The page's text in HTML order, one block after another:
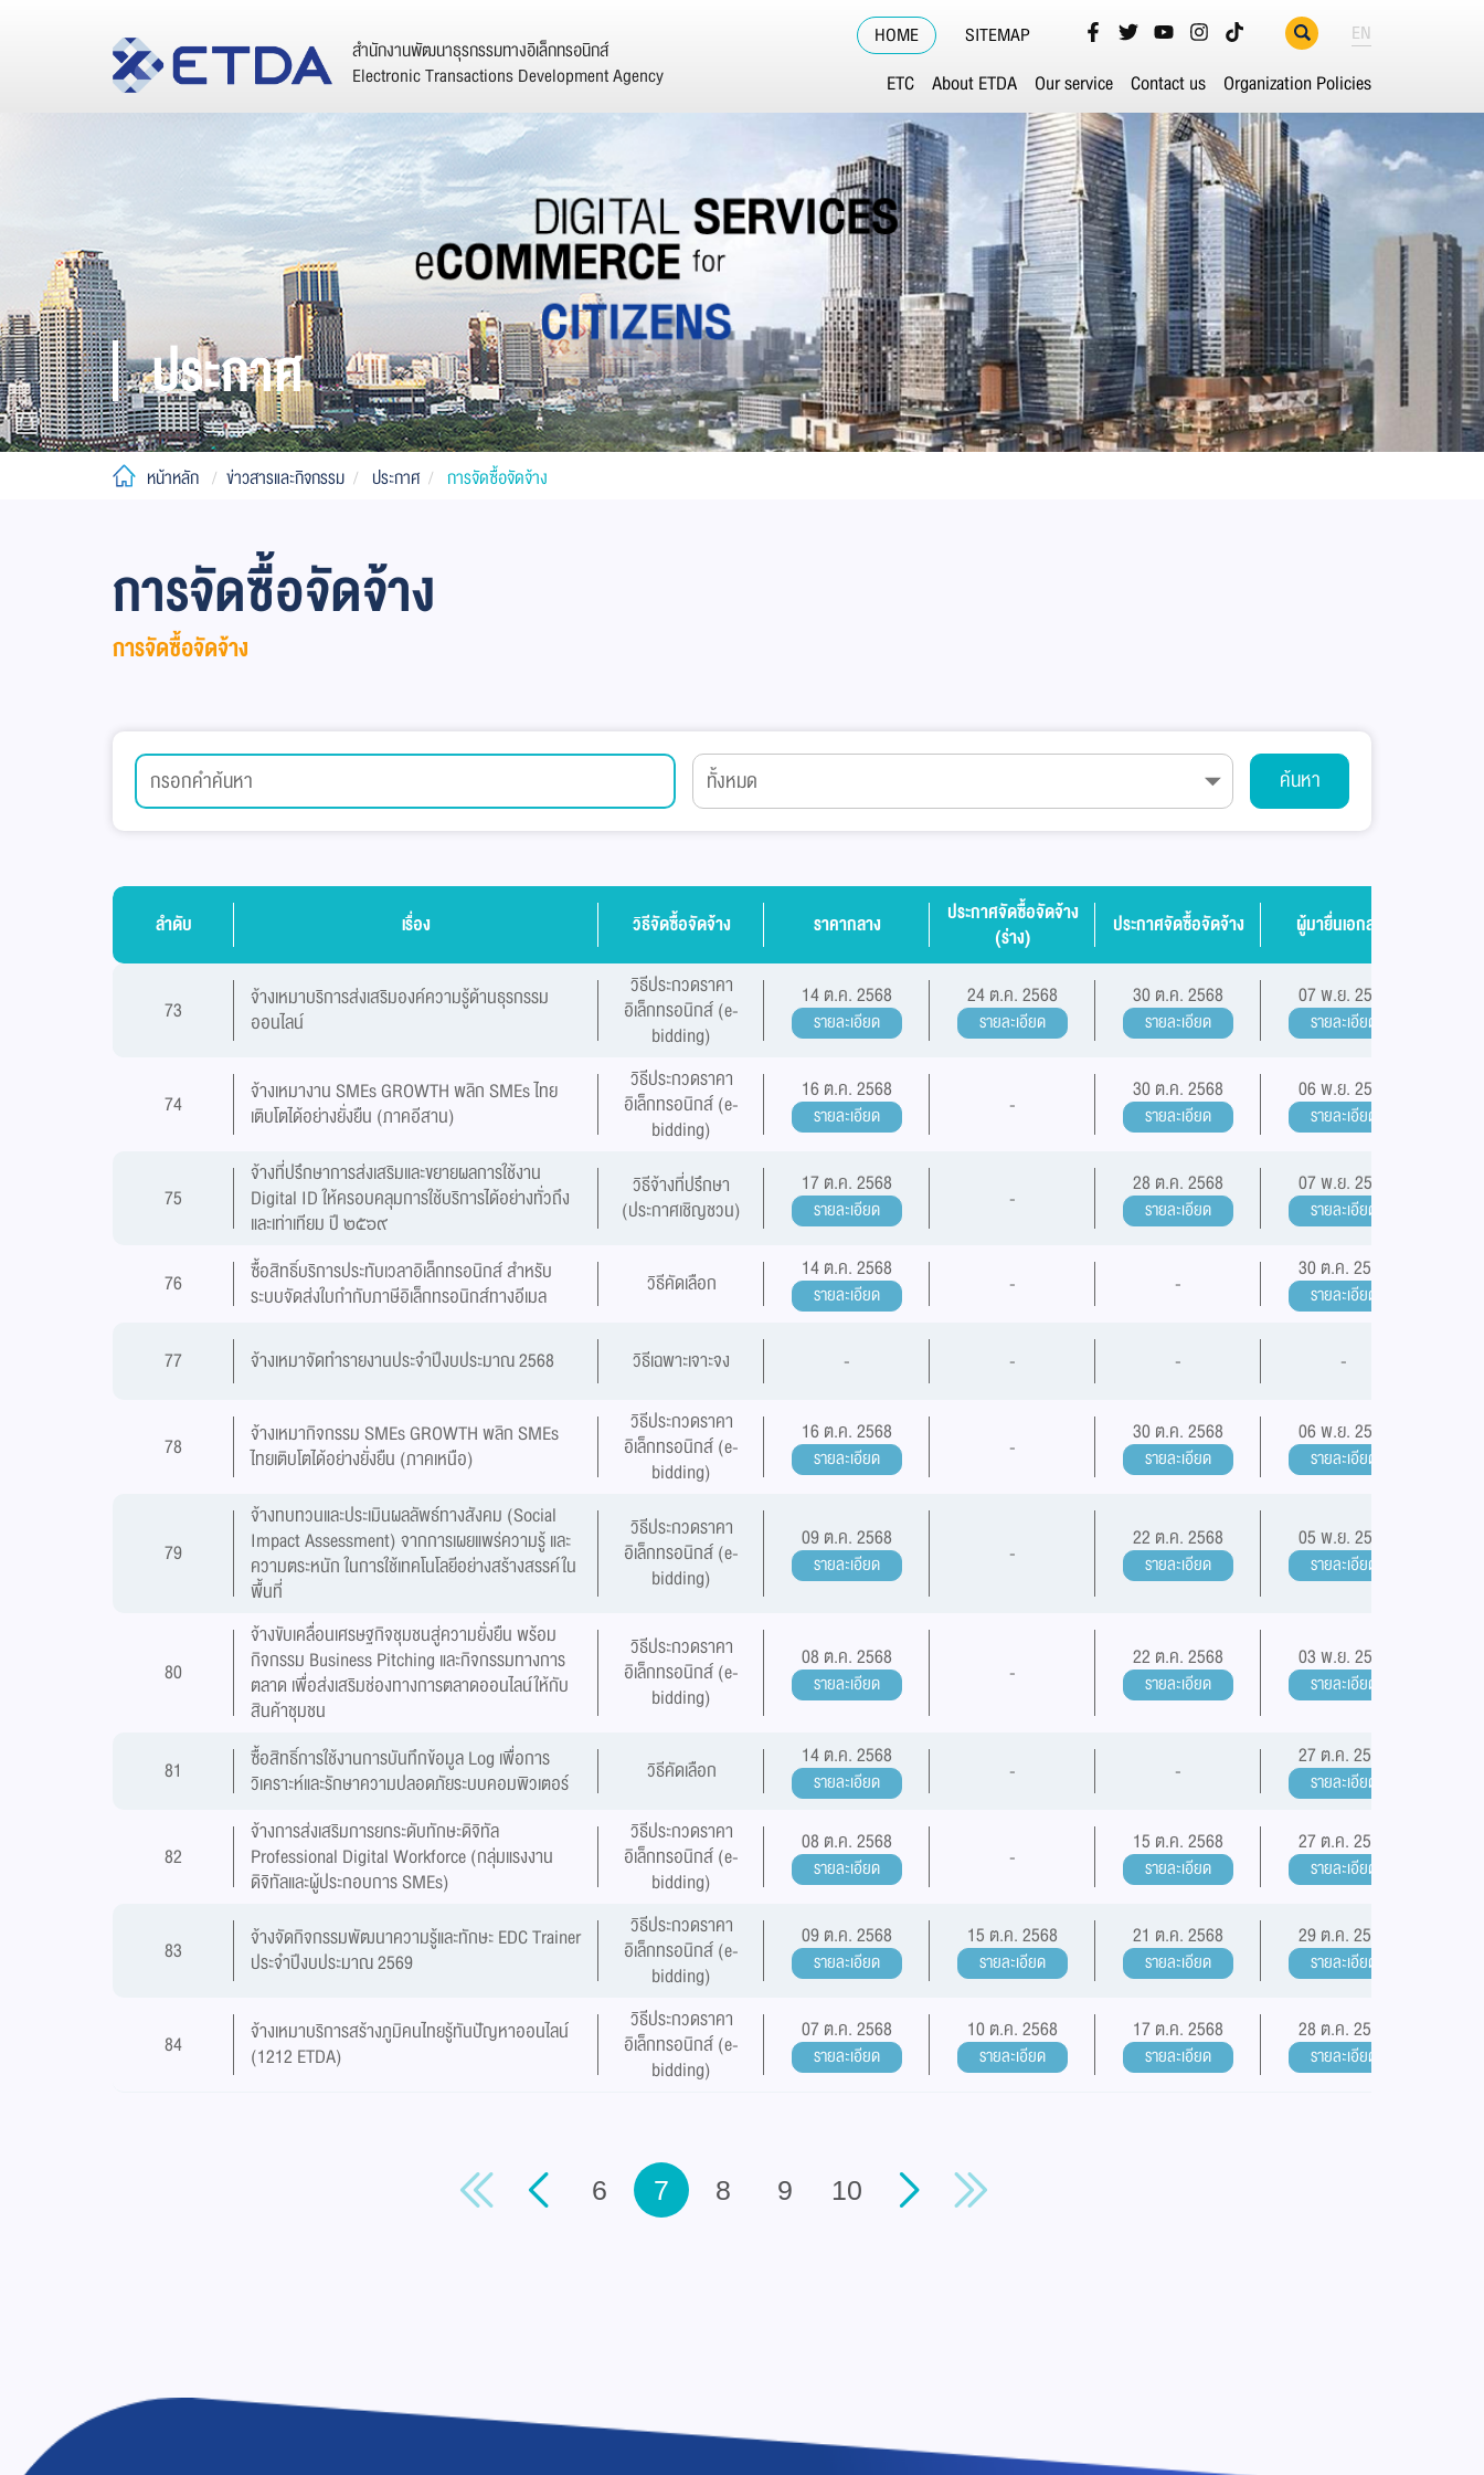
HOME SITEMAP EN
สำนักงานพัฒนาธุรกรรมทางอิเล็กทรอนิกส์
Electronic Transactions Development Agency
ETC About ETDA Our service Contact us Organization Policies
ประกาศ
หน้าหลัก ข่าวสารและกิจกรรม ประกาศ การจัดซื้อจัดจ้าง
การจัดซื้อจัดจ้าง
การจัดซื้อจัดจ้าง
ค้นหา
ลำดับ เรื่อง วิธีจัดซื้อจัดจ้าง ราคากลาง
ประกาศจัดซื้อจัดจ้าง
(ร่าง)
ประกาศจัดซื้อจัดจ้าง ผู้มายื่นเอกสาร
73
จ้างเหมาบริการส่งเสริมองค์ความรู้ด้านธุรกรรม
ออนไลน์
วิธีประกวดราคา
อิเล็กทรอนิกส์ (e-
bidding)
14 ต.ค. 2568
รายละเอียด
24 ต.ค. 2568
รายละเอียด
30 ต.ค. 2568
รายละเอียด
07 พ.ย. 2568
รายละเอียด
74
จ้างเหมางาน SMEs GROWTH พลิก SMEs ไทย
เติบโตได้อย่างยั่งยืน (ภาคอีสาน)
วิธีประกวดราคา
อิเล็กทรอนิกส์ (e-
bidding)
16 ต.ค. 2568
รายละเอียด -
30 ต.ค. 2568
รายละเอียด
06 พ.ย. 2568
รายละเอียด
75
จ้างที่ปรึกษาการส่งเสริมและขยายผลการใช้งาน
Digital ID ให้ครอบคลุมการใช้บริการได้อย่างทั่วถึง
และเท่าเทียม ปี ๒๕๖๙
วิธีจ้างที่ปรึกษา
(ประกาศเชิญชวน)
17 ต.ค. 2568
รายละเอียด -
28 ต.ค. 2568
รายละเอียด
07 พ.ย. 2568
รายละเอียด
76
ซื้อสิทธิ์บริการประทับเวลาอิเล็กทรอนิกส์ สำหรับ
ระบบจัดส่งใบกำกับภาษีอิเล็กทรอนิกส์ทางอีเมล
วิธีคัดเลือก
14 ต.ค. 2568
รายละเอียด - -
30 ต.ค. 2568
รายละเอียด
77 จ้างเหมาจัดทำรายงานประจำปีงบประมาณ 2568 วิธีเฉพาะเจาะจง - - - -
78
จ้างเหมากิจกรรม SMEs GROWTH พลิก SMEs
ไทยเติบโตได้อย่างยั่งยืน (ภาคเหนือ)
วิธีประกวดราคา
อิเล็กทรอนิกส์ (e-
bidding)
16 ต.ค. 2568
รายละเอียด -
30 ต.ค. 2568
รายละเอียด
06 พ.ย. 2568
รายละเอียด
79
จ้างทบทวนและประเมินผลลัพธ์ทางสังคม (Social
Impact Assessment) จากการเผยแพร่ความรู้ และ
ความตระหนัก ในการใช้เทคโนโลยีอย่างสร้างสรรค์ใน
พื้นที่
วิธีประกวดราคา
อิเล็กทรอนิกส์ (e-
bidding)
09 ต.ค. 2568
รายละเอียด -
22 ต.ค. 2568
รายละเอียด
05 พ.ย. 2568
รายละเอียด
80
จ้างขับเคลื่อนเศรษฐกิจชุมชนสู่ความยั่งยืน พร้อม
กิจกรรม Business Pitching และกิจกรรมทางการ
ตลาด เพื่อส่งเสริมช่องทางการตลาดออนไลน์ให้กับ
สินค้าชุมชน
วิธีประกวดราคา
อิเล็กทรอนิกส์ (e-
bidding)
08 ต.ค. 2568
รายละเอียด -
22 ต.ค. 2568
รายละเอียด
03 พ.ย. 2568
รายละเอียด
81
ซื้อสิทธิ์การใช้งานการบันทึกข้อมูล Log เพื่อการ
วิเคราะห์และรักษาความปลอดภัยระบบคอมพิวเตอร์
วิธีคัดเลือก
14 ต.ค. 2568
รายละเอียด - -
27 ต.ค. 2568
รายละเอียด
82
จ้างการส่งเสริมการยกระดับทักษะดิจิทัล
Professional Digital Workforce (กลุ่มแรงงาน
ดิจิทัลและผู้ประกอบการ SMEs)
วิธีประกวดราคา
อิเล็กทรอนิกส์ (e-
bidding)
08 ต.ค. 2568
รายละเอียด -
15 ต.ค. 2568
รายละเอียด
27 ต.ค. 2568
รายละเอียด
83
จ้างจัดกิจกรรมพัฒนาความรู้และทักษะ EDC Trainer
ประจำปีงบประมาณ 2569
วิธีประกวดราคา
อิเล็กทรอนิกส์ (e-
bidding)
09 ต.ค. 2568
รายละเอียด
15 ต.ค. 2568
รายละเอียด
21 ต.ค. 2568
รายละเอียด
29 ต.ค. 2568
รายละเอียด
84
จ้างเหมาบริการสร้างภูมิคนไทยรู้ทันปัญหาออนไลน์
(1212 ETDA)
วิธีประกวดราคา
อิเล็กทรอนิกส์ (e-
bidding)
07 ต.ค. 2568
รายละเอียด
10 ต.ค. 2568
รายละเอียด
17 ต.ค. 2568
รายละเอียด
28 ต.ค. 2568
รายละเอียด
6 7 8 9 10